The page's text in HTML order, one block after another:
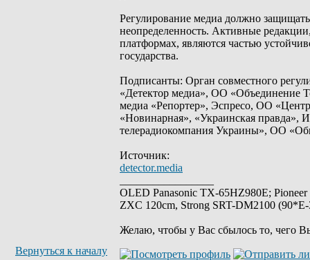
Регулирование медиа должно
неопределенность. Активные
платформах, являются частью
государства.
Подписанты: Орган совместного
«Детектор медиа», ОО «Объединение
медиа «Репортер», Эспресо, ОО
«Новинарная», «Украинская правда»,
телерадиокомпания Украины», ОО
Источник:
detector.media
OLED Panasonic TX-65HZ980E;
ZXC 120cm, Strong SRT-DM2100
Желаю, чтобы у Вас сбылось то, чего
Вернуться к началу